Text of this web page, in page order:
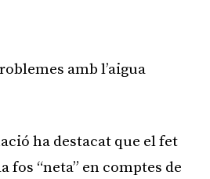
amb l’aigua
ha destacat que el fet
fos “neta” en comptes de